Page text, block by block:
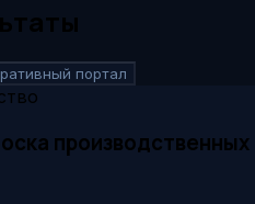
портал
производственных